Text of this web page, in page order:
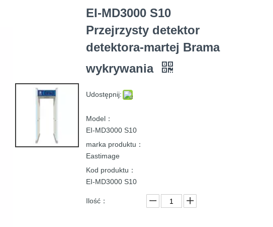
EI-MD3000 S10
Przejrzysty detektor
detektora-martej Brama
wykrywania
Udostępnij:
Model：
EI-MD3000 S10
marka produktu：
Eastimage
Kod produktu：
EI-MD3000 S10
Ilość：